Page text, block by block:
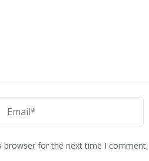
browser for the next time I comment.